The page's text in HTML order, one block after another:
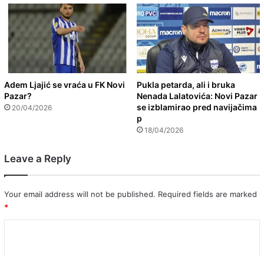
Adem Ljajić se vraća u FK Novi
Pazar?
20/04/2026
Pukla petarda, ali i bruka
Nenada Lalatovića: Novi Pazar
se izblamirao pred navijačima
p
18/04/2026
Leave a Reply
Your email address will not be published. Required fields are marked
*